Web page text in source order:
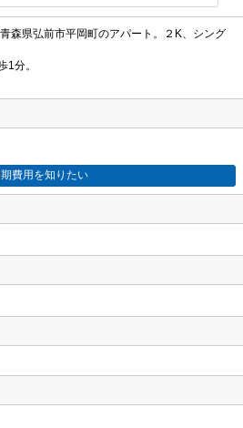
森県弘前市平岡町のアパート。２K、シング
1分。
費用を知りたい